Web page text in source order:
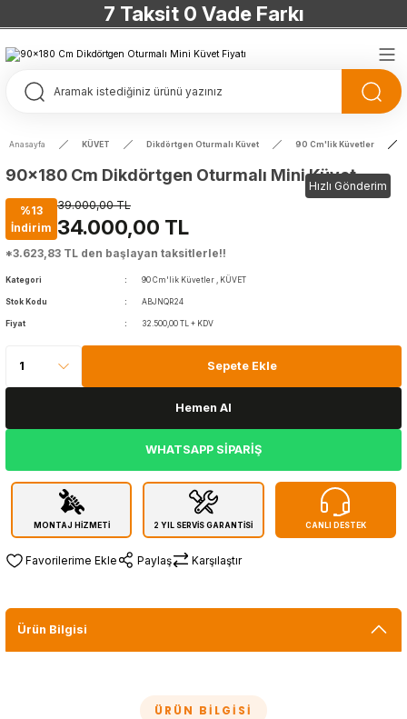
7 Taksit 0 Vade Farkı
TÜRKİYE’NİN HERYERİNE ÜCRETSİZ KARGO
TÜRKİYE’NİN HERYERİNE ÜCRETSİZ KARGO
Anasayfa KÜVET Dikdörtgen Oturmalı Küvet 90 Cm'lik Küvetler
Hızlı Gönderim
90x180 Cm Dikdörtgen Oturmalı Mini Küvet
%13
İndirim
39.000,00 TL
34.000,00 TL
*3.623,83 TL den başlayan taksitlerle!!
Kategori 90 Cm'lik Küvetler , KÜVET
Stok Kodu ABJNQR24
Fiyat 32.500,00 TL + KDV
Sepete Ekle
Hemen Al
WHATSAPP SİPARİŞ
MONTAJ HİZMETİ 2 YIL SERVİS GARANTİSİ CANLI DESTEK
Paylaş Karşılaştır
Ürün Bilgisi
ÜRÜN BILGISI